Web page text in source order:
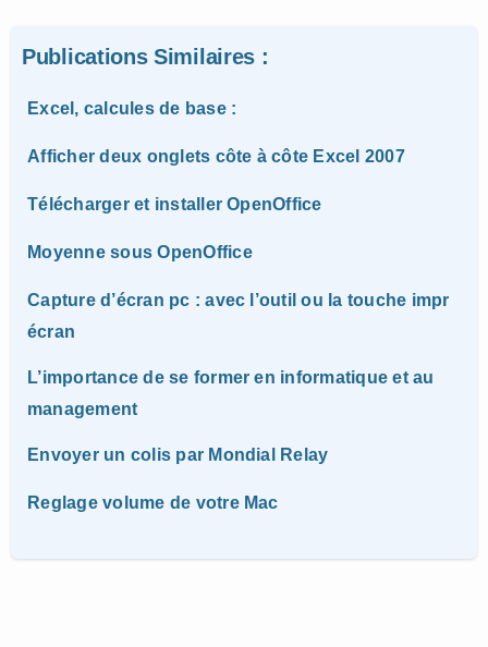
Publications Similaires :
Excel, calcules de base :
Afficher deux onglets côte à côte Excel 2007
Télécharger et installer OpenOffice
Moyenne sous OpenOffice
Capture d’écran pc : avec l’outil ou la touche impr
écran
L’importance de se former en informatique et au
management
Envoyer un colis par Mondial Relay
Reglage volume de votre Mac